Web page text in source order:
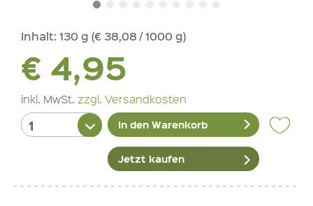
Inhalt: 130 g (€ 38,08 / 1000 g)
€ 4,95
inkl. MwSt. zzgl. Versandkosten
In den Warenkorb
Jetzt kaufen